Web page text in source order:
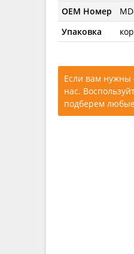
OEM Номер
Упаковка
Если вам нужны
нас.
подберем